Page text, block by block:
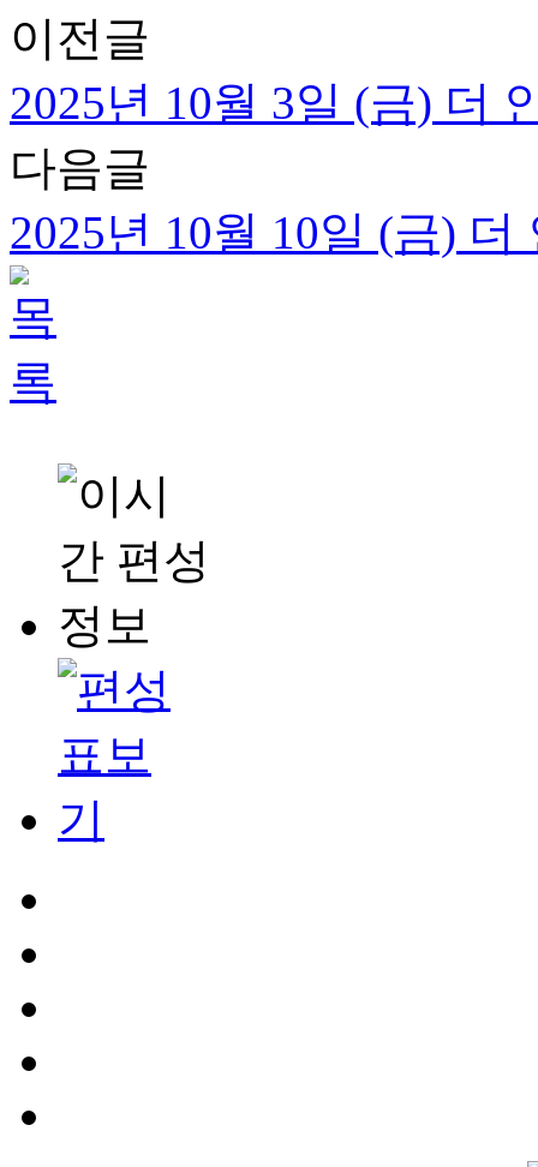
이전글
2025년 10월 3일 (금) 더
다음글
2025년 10월 10일 (금) 더